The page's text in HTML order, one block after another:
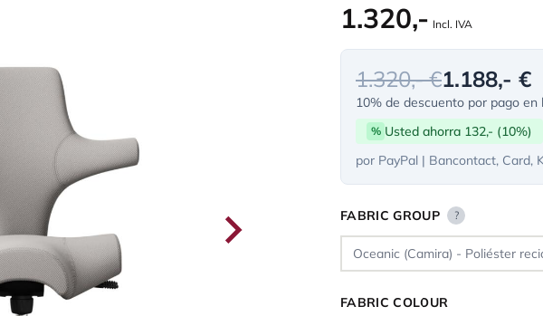
1.320,- Incl. IVA
1.320,- €1.188,- €
10% de descuento por pago en
% Usted ahorra 132,- (10%)
por PayPal | Bancontact, Card,
FABRIC GROUP ?
FABRIC COLOUR